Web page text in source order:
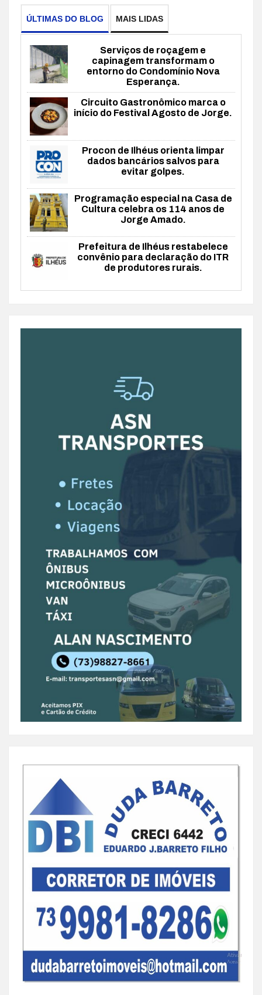
ÚLTIMAS DO BLOG MAIS LIDAS
Serviços de roçagem e
capinagem transformam o
entorno do Condomínio Nova
Esperança.
Circuito Gastronômico marca o
início do Festival Agosto de Jorge.
Procon de Ilhéus orienta limpar
dados bancários salvos para
evitar golpes.
Programação especial na Casa de
Cultura celebra os 114 anos de
Jorge Amado.
Prefeitura de Ilhéus restabelece
convênio para declaração do ITR
de produtores rurais.